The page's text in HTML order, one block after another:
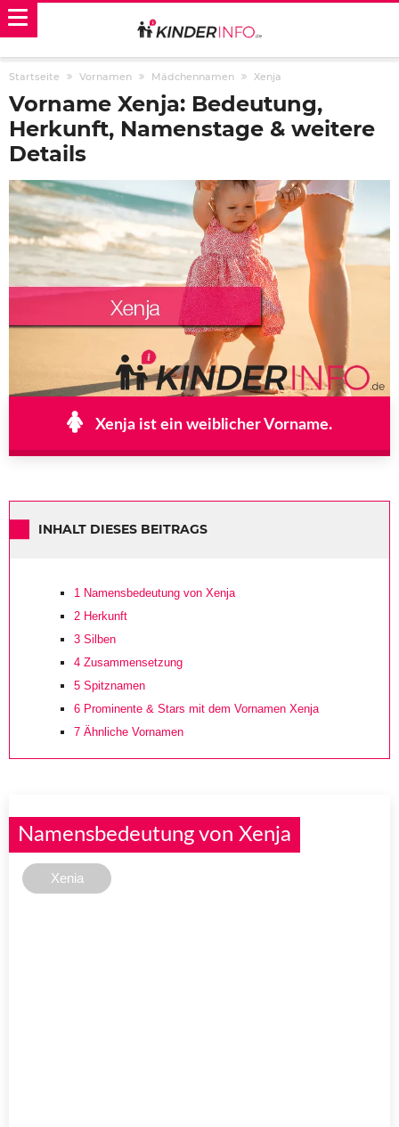
Startseite Vornamen Mädchennamen Xenja
Vorname Xenja: Bedeutung,
Herkunft, Namenstage & weitere
Details
Xenja ist ein weiblicher Vorname.
INHALT DIESES BEITRAGS
1 Namensbedeutung von Xenja
2 Herkunft
3 Silben
4 Zusammensetzung
5 Spitznamen
6 Prominente & Stars mit dem Vornamen Xenja
7 Ähnliche Vornamen
Namensbedeutung von Xenja
Xenia